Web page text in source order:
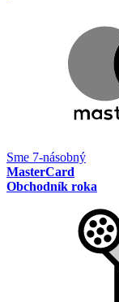
Sme 7-násobný
MasterCard
Obchodník roka